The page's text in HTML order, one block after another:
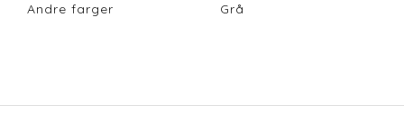
Andre farger
Grå